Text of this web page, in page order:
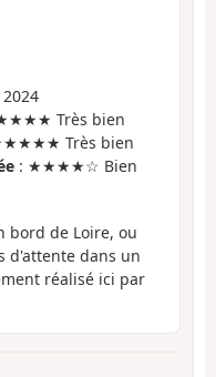
2024
Très bien
Très bien
: ★★★★☆ Bien
bord de Loire, ou
d'attente dans un
réalisé ici par